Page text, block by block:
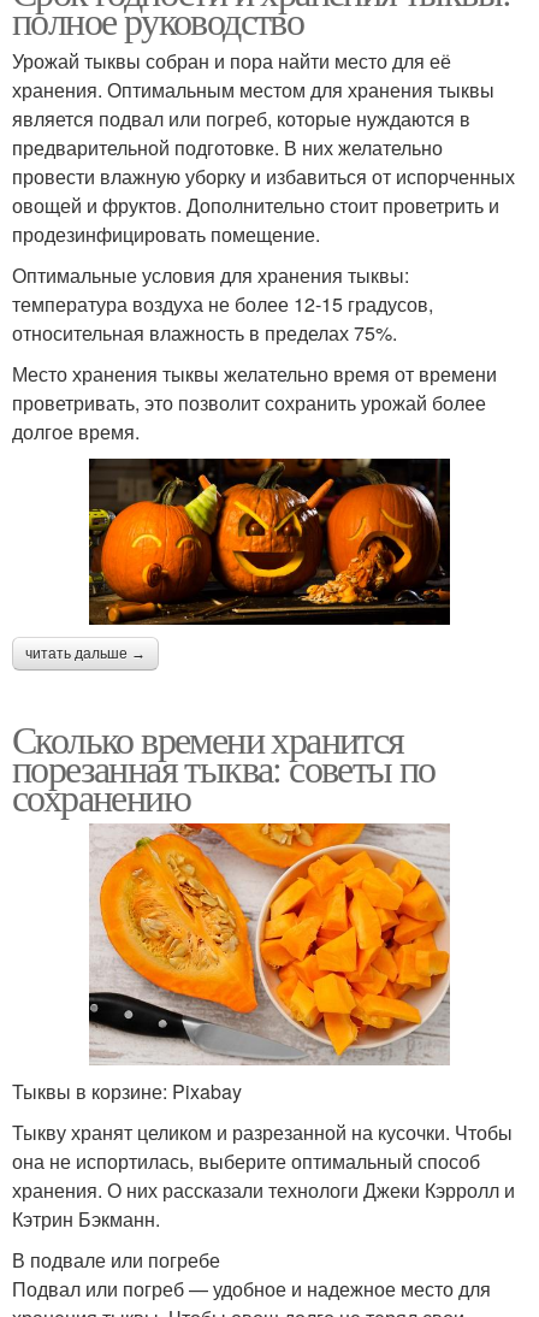
полное руководство
Урожай тыквы собран и пора найти место для её
хранения. Оптимальным местом для хранения тыквы
является подвал или погреб, которые нуждаются в
предварительной подготовке. В них желательно
провести влажную уборку и избавиться от испорченных
овощей и фруктов. Дополнительно стоит проветрить и
продезинфицировать помещение.
Оптимальные условия для хранения тыквы:
температура воздуха не более 12-15 градусов,
относительная влажность в пределах 75%.
Место хранения тыквы желательно время от времени
проветривать, это позволит сохранить урожай более
долгое время.
читать дальше →
Сколько времени хранится
порезанная тыква: советы по
сохранению
Тыквы в корзине: Pixabay
Тыкву хранят целиком и разрезанной на кусочки. Чтобы
она не испортилась, выберите оптимальный способ
хранения. О них рассказали технологи Джеки Кэрролл и
Кэтрин Бэкманн.
В подвале или погребе
Подвал или погреб — удобное и надежное место для